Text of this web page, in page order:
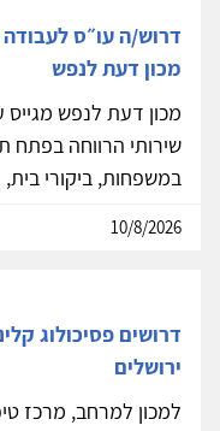
דרוש/ה עו״ס
מכון דעת לנפש
מכון דעת לנפש
שירותי הרווחה בפתח
במשפחות, ביקורי בית,
10/8/2026
דרושים פסיכולוג
ירושלים
למכון למרחב, מרכז